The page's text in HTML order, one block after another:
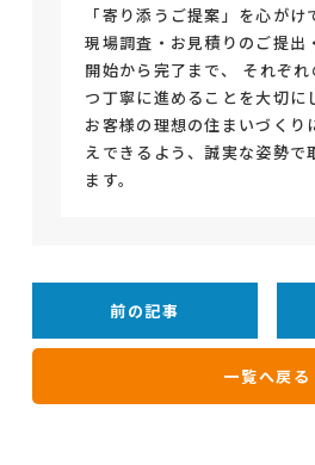
「寄り添うご提案」を心がけ
現場調査・お見積りのご提出
開始から完了まで、 それぞ
つ丁寧に進めることを大切に
お客様の理想の住まいづくり
えできるよう、誠実な姿勢で
ます。
前の記事
一覧へ戻る